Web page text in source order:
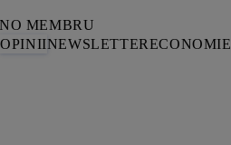
MEMBRU
OPINIINEWSLETTERECONOMIE